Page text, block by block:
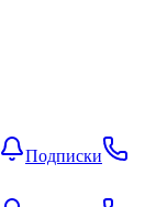
Подписки